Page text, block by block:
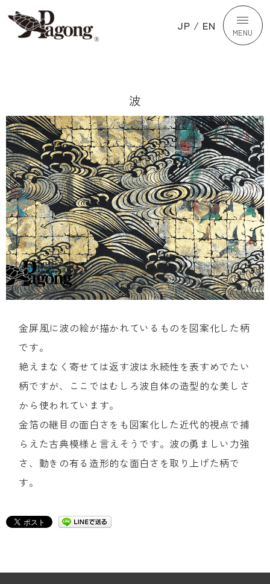
JP / EN MENU
波
金屏風に波の絵が描かれているものを図案化した柄
です。
絶えまなく寄せては返す波は永続性を表すめでたい
柄ですが、ここではむしろ波自体の造型的な美しさ
から使われています。
金箔の継目の面白さをも図案化した近代的視点で捕
らえた古典模様と言えそうです。波の勇ましい力強
さ、動きの有る造形的な面白さを取り上げた柄で
す。